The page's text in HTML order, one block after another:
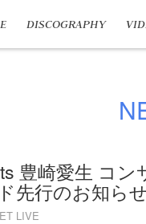
DISCOGRAPHY
豊崎愛生 コ
先行のお知らせ
LIVE